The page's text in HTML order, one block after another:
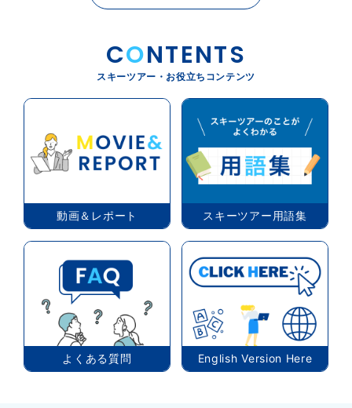
CONTENTS
スキーツアー・お役立ちコンテンツ
動画＆レポート スキーツアー用語集
よくある質問 English Version Here